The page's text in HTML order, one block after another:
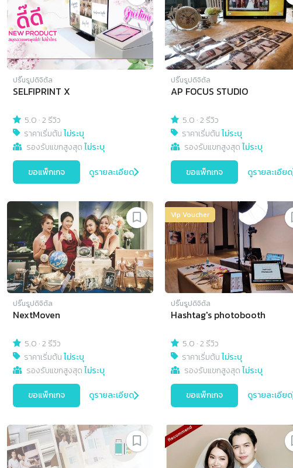
ปริ๊นรูปดิจิตัล
SELFIPRINT X
5.0 ·2 รีวิว
ราคาเริ่มต้นไม่ระบุ
รองรับแขกสูงสุดไม่ระบุ
ขอแพ็กเกจ ดูรายละเอียด
ปริ๊นรูปดิจิตัล
AP FOCUS STUDIO
5.0 ·2 รีวิว
ราคาเริ่มต้นไม่ระบุ
รองรับแขกสูงสุดไม่ระบุ
ขอแพ็กเกจ ดูรายละเอียด
ปริ๊นรูปดิจิตัล
NextMoven
5.0 ·2 รีวิว
ราคาเริ่มต้นไม่ระบุ
รองรับแขกสูงสุดไม่ระบุ
ขอแพ็กเกจ ดูรายละเอียด
Vip Voucher
ปริ๊นรูปดิจิตัล
Hashtag's photobooth
5.0 ·2 รีวิว
ราคาเริ่มต้นไม่ระบุ
รองรับแขกสูงสุดไม่ระบุ
ขอแพ็กเกจ ดูรายละเอียด